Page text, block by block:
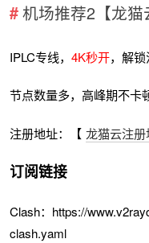
机场推荐2【龙猫
IPLC专线，4K秒开，解
节点数量多，高峰期不卡
注册地址：【 龙猫云注册
订阅链接
Clash：https://
clash.yaml